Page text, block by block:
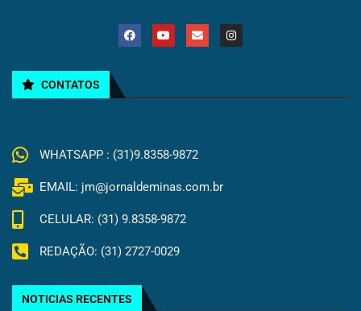
CONTATOS
WHATSAPP : (31)9.8358-9872
EMAIL: jm@jornaldeminas.com.br
CELULAR: (31) 9.8358-9872
REDAÇÃO: (31) 2727-0029
NOTICIAS RECENTES